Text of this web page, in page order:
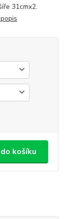
31cmx2.
košíku